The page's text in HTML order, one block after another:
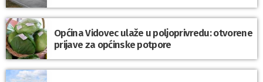
Općina Vidovec ulaže u poljoprivredu: otvorene
prijave za općinske potpore